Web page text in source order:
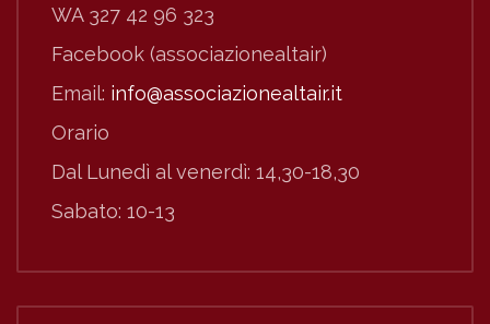
WA 327 42 96 323
Facebook (associazionealtair)
Email: info@associazionealtair.it
Orario
Dal Lunedì al venerdì: 14,30-18,30
Sabato: 10-13